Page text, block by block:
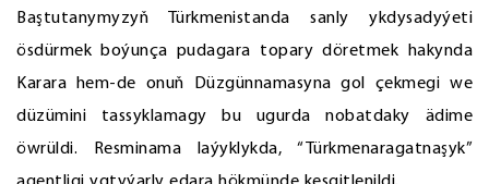
Baştutanymyzyň Türkmenistanda sanly ykdysadyýeti
ösdürmek boýunça pudagara topary döretmek hakynda
Karara hem-de onuň Düzgünnamasyna gol çekmegi we
düzümini tassyklamagy bu ugurda nobatdaky ädime
öwrüldi. Resminama laýyklykda, “Türkmenaragatnaşyk”